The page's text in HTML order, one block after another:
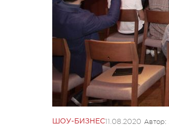
ШОУ-БИЗНЕС11.08.2020 Автор: